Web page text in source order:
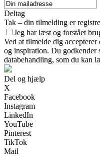
Deltag
Tak – din tilmelding er
Jeg har læst og forstået
Ved at tilmelde dig
og inspiration. Du godkender
databehandling, som du kan
Del og hjælp
X
Facebook
Instagram
LinkedIn
YouTube
Pinterest
TikTok
Mail